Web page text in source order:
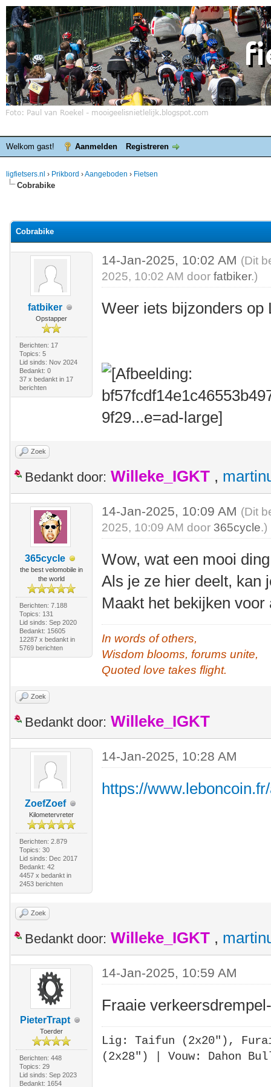
Welkom gast! Aanmelden Registreren
ligfietsers.nl › Prikbord ›Aangeboden › Fietsen
Cobrabike
Cobrabike
fatbiker
Opstapper
Berichten: 17
Topics: 5
Lid sinds: Nov 2024
Bedankt: 0
37 x bedankt in 17
berichten
14-Jan-2025, 10:02 AM (Dit
2025, 10:02 AM doorfatbiker.)
Weer iets bijzonders op
Zoek
Bedankt door: Willeke_IGKT ,
365cycle
the best velomobile in
the world
Berichten: 7.188
Topics: 131
Lid sinds: Sep 2020
Bedankt: 15605
12287 x bedankt in
5769 berichten
14-Jan-2025, 10:09 AM (Dit
2025, 10:09 AM door 365cycle.)
Wow, wat een mooi
Als je ze hier deelt, kan
Maakt het bekijken
In words of others,
Wisdom blooms, forums unite,
Quoted love takes flight.
Zoek
Bedankt door: Willeke_IGKT
ZoefZoef
Kilometervreter
Berichten: 2.879
Topics: 30
Lid sinds: Dec 2017
Bedankt: 42
4457 x bedankt in
2453 berichten
14-Jan-2025, 10:28 AM
https://
Zoek
Bedankt door: Willeke_IGKT ,
PieterTrapt
Toerder
Berichten: 448
Topics: 29
Lid sinds: Sep 2023
Bedankt: 1654
14-Jan-2025, 10:59 AM
Fraaie
Lig: Taifun (2x20"),
(2x28")
| Vouw: Dahon